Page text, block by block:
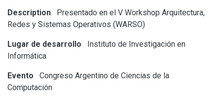
Description
Presentado en el V Workshop Arquitectura,
Redes y Sistemas Operativos (WARSO)
Lugar de desarrollo
Instituto de Investigación en
Informática
Evento
Congreso Argentino de Ciencias de la
Computación